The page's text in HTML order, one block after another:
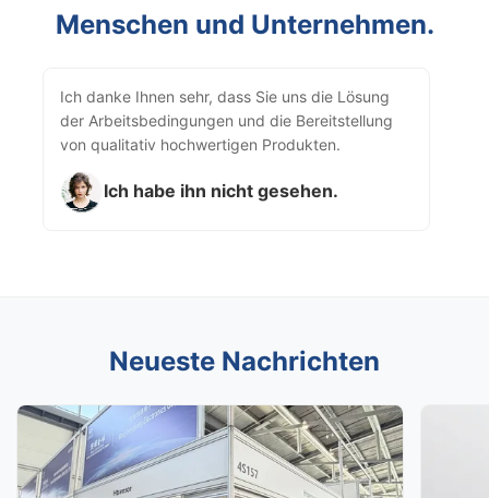
Menschen und Unternehmen.
Ich danke Ihnen sehr, dass Sie uns die Lösung
der Arbeitsbedingungen und die Bereitstellung
von qualitativ hochwertigen Produkten.
Ich habe ihn nicht gesehen.
Neueste Nachrichten